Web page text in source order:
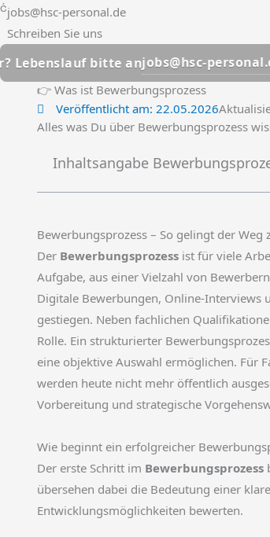
jobs@hsc-personal.de
Schreiben Sie uns
bitte anjobs@hsc-personal.de 📩
👉 Was ist Bewerbungsprozess
Veröffentlicht am: 22.05.2026
Alles was Du über Bewerbungsprozess
Inhaltsangabe
Bewerbungsprozess – So gelingt der Weg
Der Bewerbungsprozess ist für viele
Aufgabe, aus einer Vielzahl von
Digitale Bewerbungen, Online-Interviews
gestiegen. Neben fachlichen
Rolle. Ein strukturierter
eine objektive Auswahl ermöglichen. Für
werden heute nicht mehr öffentlich
Vorbereitung und strategische
Wie beginnt ein erfolgreicher
Der erste Schritt im Bewerbungsprozess
übersehen dabei die Bedeutung einer
Entwicklungsmöglichkeiten bewerten.